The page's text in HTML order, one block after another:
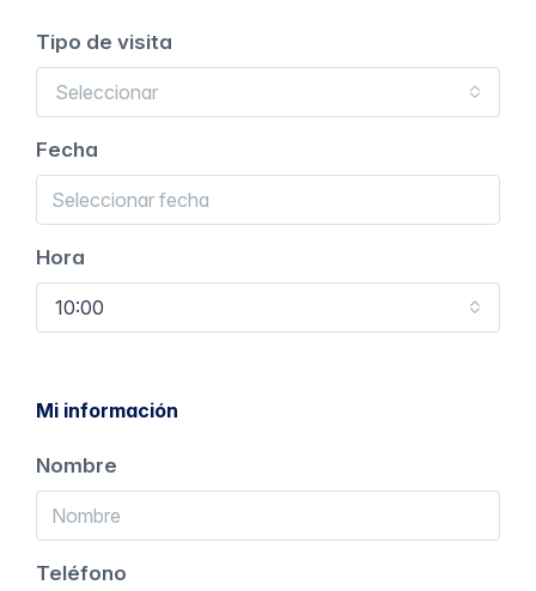
Tipo de visita
Seleccionar
Fecha
Hora
10:00
Mi información
Nombre
Teléfono